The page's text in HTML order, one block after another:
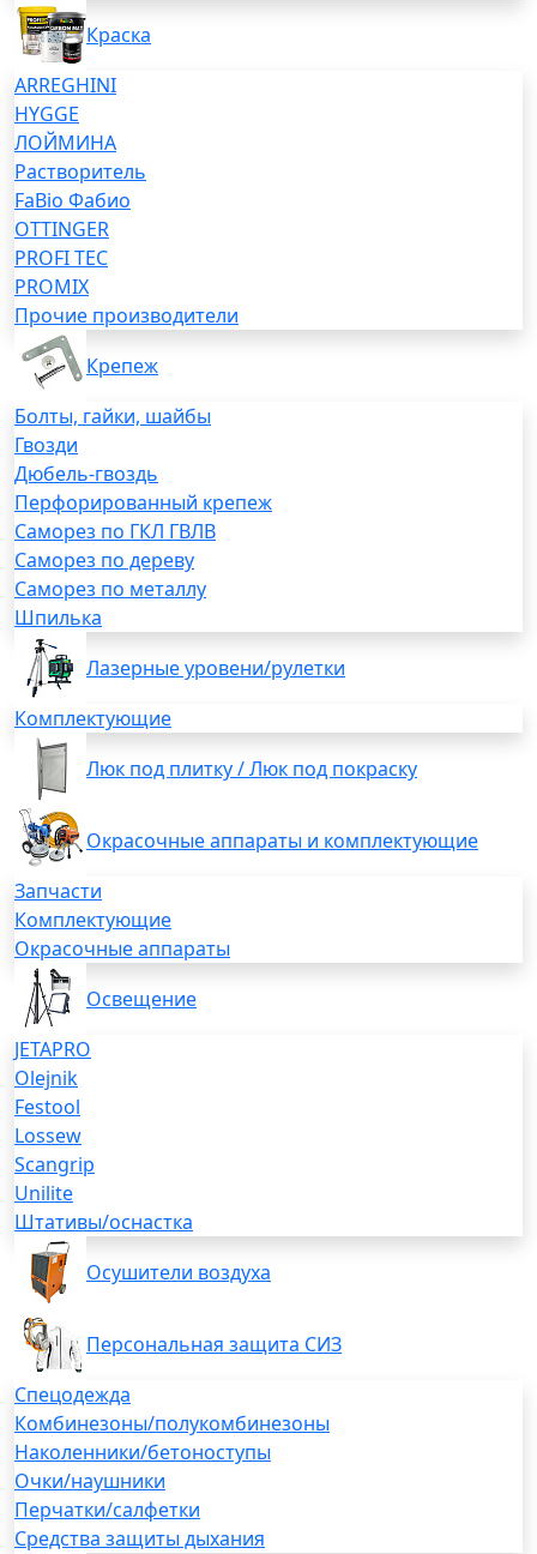
Краска
ARREGHINI
HYGGE
ЛОЙМИНА
Растворитель
FaBio Фабио
OTTINGER
PROFI TEC
PROMIX
Прочие производители
Крепеж
Болты, гайки, шайбы
Гвозди
Дюбель-гвоздь
Перфорированный крепеж
Саморез по ГКЛ ГВЛВ
Саморез по дереву
Саморез по металлу
Шпилька
Лазерные уровени/рулетки
Комплектующие
Люк под плитку / Люк под покраску
Окрасочные аппараты и комплектующие
Запчасти
Комплектующие
Окрасочные аппараты
Освещение
JETAPRO
Olejnik
Festool
Lossew
Scangrip
Unilite
Штативы/оснастка
Осушители воздуха
Персональная защита СИЗ
Спецодежда
Комбинезоны/полукомбинезоны
Наколенники/бетоноступы
Очки/наушники
Перчатки/салфетки
Средства защиты дыхания